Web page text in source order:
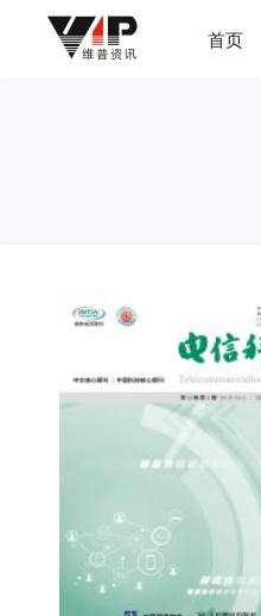
首页